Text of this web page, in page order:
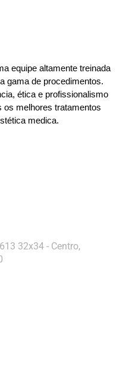
equipe altamente treinada
gama de procedimentos.
ética e profissionalismo
os melhores tratamentos
medica.
32x34 - Centro,